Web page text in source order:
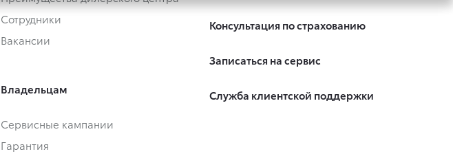
Сотрудники
Вакансии
Владельцам
Сервисные кампании
Гарантия
Консультация по страхованию
Записаться на сервис
Служба клиентской поддержки